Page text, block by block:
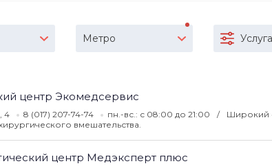
Метро Услуга
центр Экомедсервис
4 8 (017) 207-74-74 пн.-вс.: с 08:00 до 21:00
Широкий
вмешательства.
центр Медэксперт плюс